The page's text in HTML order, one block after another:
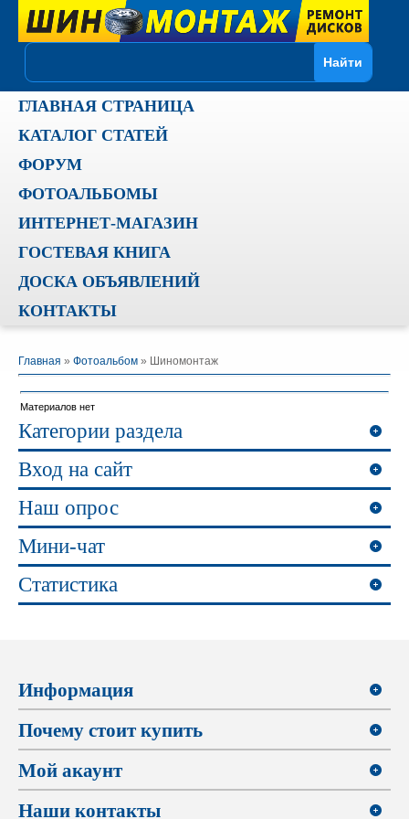
ГЛАВНАЯ СТРАНИЦА
КАТАЛОГ СТАТЕЙ
ФОРУМ
ФОТОАЛЬБОМЫ
ИНТЕРНЕТ-МАГАЗИН
ГОСТЕВАЯ КНИГА
ДОСКА ОБЪЯВЛЕНИЙ
КОНТАКТЫ
Главная » Фотоальбом» Шиномонтаж
Материалов нет
Категории раздела
Вход на сайт
Наш опрос
Мини-чат
Статистика
Информация
Почему стоит купить
Мой акаунт
Наши контакты